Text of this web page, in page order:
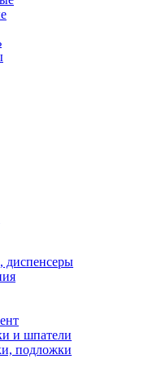
диспенсеры
и шпатели
подложки